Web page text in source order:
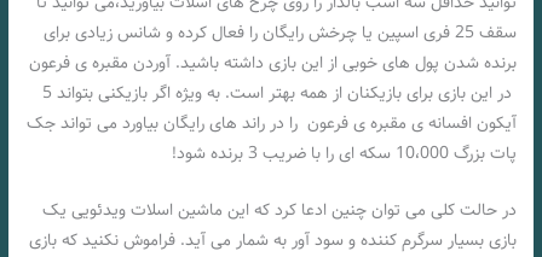
سقف 25 فری اسپین یا چرخش رایگان را فعال کرده و شانس زیادی برای
برنده شدن پول های خوبی از این بازی داشته باشید. آوردن مقبره ی فرعون
در این بازی برای بازیکنان از همه بهتر است. به ویژه اگر بازیکنی بتواند 5
آیکون افسانه ی مقبره ی فرعون را در راند های رایگان بیاورد می تواند جک
پات بزرگ 10،000 سکه ای را با ضریب 3 برنده شود!
در حالت کلی می توان چنین ادعا کرد که این ماشین اسلات ویدئویی یک
بازی بسیار سرگرم کننده و سود آور به شمار می آید. فراموش نکنید که بازی